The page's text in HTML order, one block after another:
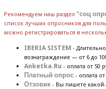
Рекомендуем наш раздел "соц
список лучших опросников для
можно регистрироваться в
IBERIA SISTEM -
вознаграждение — от 6 до
Anketka.Ru - оплата от 50
Платный опрос - оплата
Отзовик - Вы пишете какой-